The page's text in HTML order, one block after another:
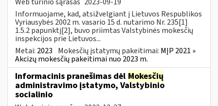
Informuojame, kad, atsižvelgiant į Lietuvos Respublikos
Vyriausybės 2002 m. vasario 15 d. nutarimo Nr. 235[1]
1.5.2 papunktį[2], buvo priimtas Valstybinės mokesčių
inspekcijos prie Lietuvos...
Metai: 2023 Mokesčių įstatymų pakeitimai: MĮP 2021 »
Akcizų mokesčių pakeitimai nuo 2023 m.
Informacinis pranešimas dėl Mokesčių
administravimo įstatymo, Valstybinio
socialinio